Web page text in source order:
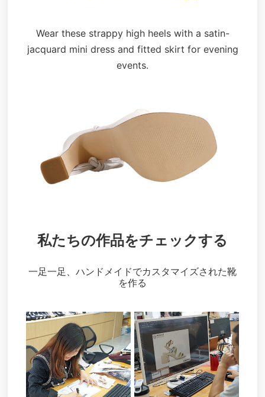
Wear these strappy high heels with a satin-
jacquard mini dress and fitted skirt for evening
events.
私たちの作品をチェックする
一足一足、ハンドメイドでカスタマイズされた靴
を作る